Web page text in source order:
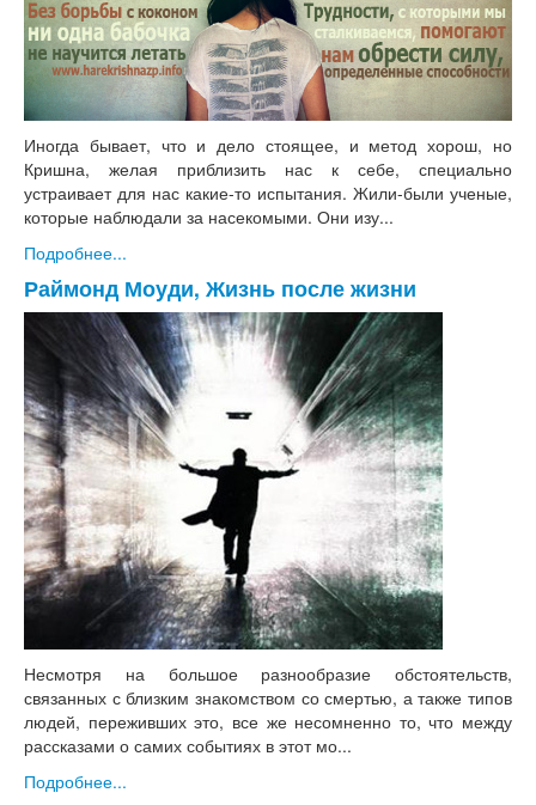
Иногда бывает, что и дело стоящее, и метод хорош, но
Кришна, желая приблизить нас к себе, специально
устраивает для нас какие-то испытания. Жили-были ученые,
которые наблюдали за насекомыми. Они изу...
Подробнее...
Раймонд Моуди, Жизнь после жизни
Несмотря на большое разнообразие обстоятельств,
связанных с близким знакомством со смертью, а также типов
людей, переживших это, все же несомненно то, что между
рассказами о самих событиях в этот мо...
Подробнее...